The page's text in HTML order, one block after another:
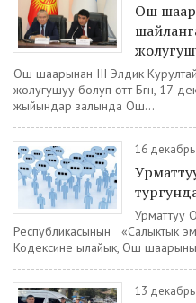
Ош
Ош шаарынан III Элдик
жолугушуу болуп өттү Бүгүн, 17-
жыйындар залында Ош...
16
Урматтуу
Республикасынын «Салыктык
Кодексине ылайык, Ош
13